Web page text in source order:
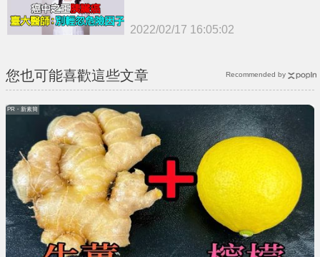
2022/02/17 16:05:02
您也可能喜歡這些文章
PR・新素簡
Recommended by